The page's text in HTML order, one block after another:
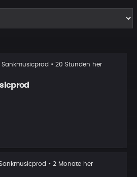
Sankmusicprod • 20 Stunden her
• 2 Monate her